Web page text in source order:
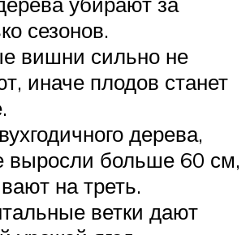
сезонов.
вишни сильно не
иначе плодов станет
дерева,
выросли больше 60 см,
на треть.
ветки дают